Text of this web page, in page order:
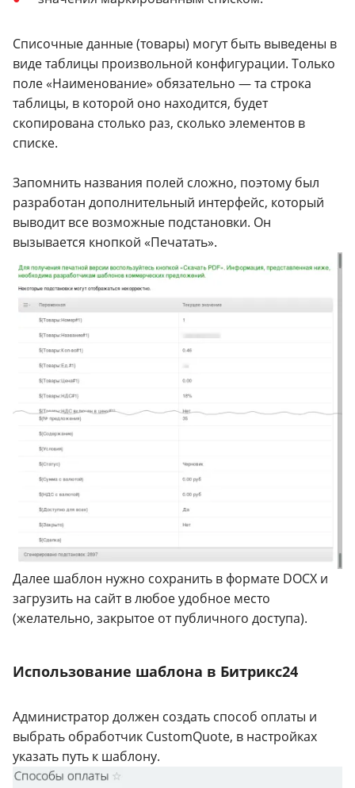
Списочные данные (товары) могут быть выведены в
виде таблицы произвольной конфигурации. Только
поле «Наименование» обязательно — та строка
таблицы, в которой оно находится, будет
скопирована столько раз, сколько элементов в
списке.
Запомнить названия полей сложно, поэтому был
разработан дополнительный интерфейс, который
выводит все возможные подстановки. Он
вызывается кнопкой «Печатать».
Далее шаблон нужно сохранить в формате DOCX и
загрузить на сайт в любое удобное место
(желательно, закрытое от публичного доступа).
Использование шаблона в Битрикс24
Администратор должен создать способ оплаты и
выбрать обработчик CustomQuote, в настройках
указать путь к шаблону.